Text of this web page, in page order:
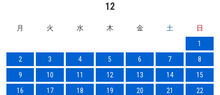
12
月 火 水 木 金 土
日
1
2
3 4 5 6 7
8
9
10 11 12 13 14
15
16
17 18 19 20 21
22